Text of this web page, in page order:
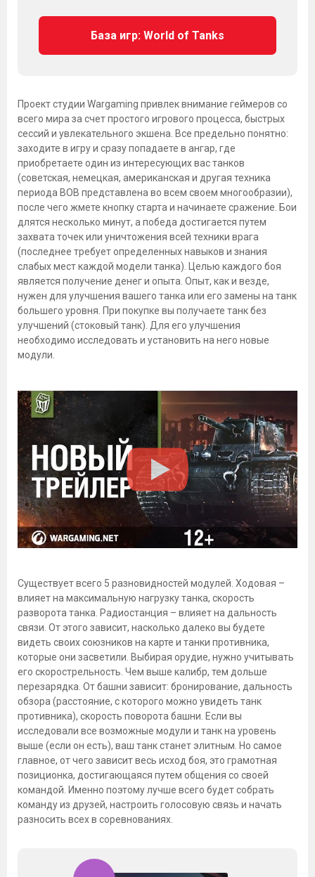
База игр: World of Tanks
Проект студии Wargaming привлек внимание геймеров со
всего мира за счет простого игрового процесса, быстрых
сессий и увлекательного экшена. Все предельно понятно:
заходите в игру и сразу попадаете в ангар, где
приобретаете один из интересующих вас танков
(советская, немецкая, американская и другая техника
периода ВОВ представлена во всем своем многообразии),
после чего жмете кнопку старта и начинаете сражение. Бои
длятся несколько минут, а победа достигается путем
захвата точек или уничтожения всей техники врага
(последнее требует определенных навыков и знания
слабых мест каждой модели танка). Целью каждого боя
является получение денег и опыта. Опыт, как и везде,
нужен для улучшения вашего танка или его замены на танк
большего уровня. При покупке вы получаете танк без
улучшений (стоковый танк). Для его улучшения
необходимо исследовать и установить на него новые
модули.
Существует всего 5 разновидностей модулей. Ходовая –
влияет на максимальную нагрузку танка, скорость
разворота танка. Радиостанция – влияет на дальность
связи. От этого зависит, насколько далеко вы будете
видеть своих союзников на карте и танки противника,
которые они засветили. Выбирая орудие, нужно учитывать
его скорострельность. Чем выше калибр, тем дольше
перезарядка. От башни зависит: бронирование, дальность
обзора (расстояние, с которого можно увидеть танк
противника), скорость поворота башни. Если вы
исследовали все возможные модули и танк на уровень
выше (если он есть), ваш танк станет элитным. Но самое
главное, от чего зависит весь исход боя, это грамотная
позиционка, достигающаяся путем общения со своей
командой. Именно поэтому лучше всего будет собрать
команду из друзей, настроить голосовую связь и начать
разносить всех в соревнованиях.